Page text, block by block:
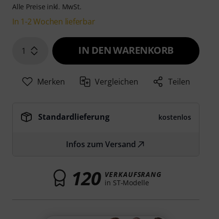
Alle Preise inkl. MwSt.
In 1-2 Wochen lieferbar
1 IN DEN WARENKORB
Merken Vergleichen Teilen
Standardlieferung kostenlos
Infos zum Versand
120 VERKAUFSRANG
in ST-Modelle